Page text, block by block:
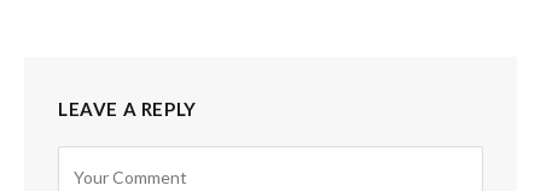
LEAVE A REPLY